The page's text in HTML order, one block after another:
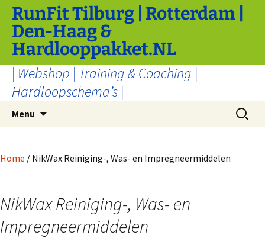
naar
inhoud
RunFit Tilburg | Rotterdam |
Den-Haag &
Hardlooppakket.NL
| Webshop | Training & Coaching |
Hardloopschema’s |
Menu
Zoeken
naar:
Home / NikWax Reiniging-, Was- en Impregneermiddelen
NikWax Reiniging-, Was- en
Impregneermiddelen